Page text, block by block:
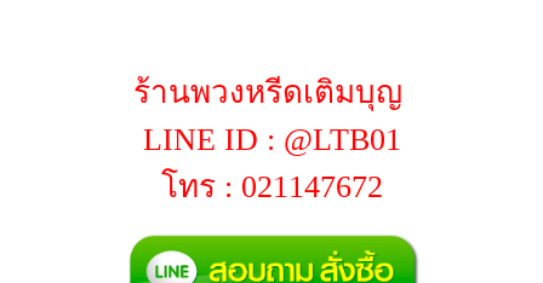
ร้านพวงหรีดเติมบุญ
LINE ID : @LTB01
โทร : 021147672